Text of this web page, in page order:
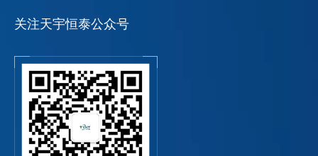
关注天宇恒泰公众号